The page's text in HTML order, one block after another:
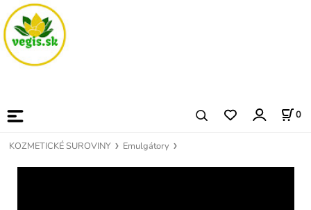
0
KOZMETICKÉ SUROVINY Emulgátory